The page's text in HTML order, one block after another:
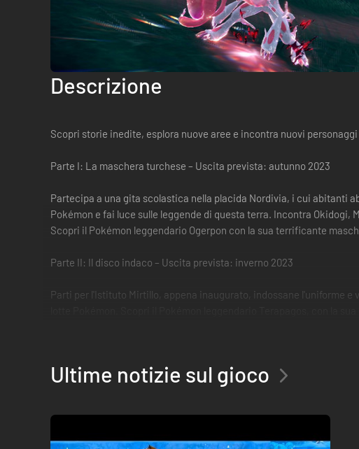
Descrizione
Scopri storie inedite, esplora nuove aree e incontra nuovi
Parte I: La maschera turchese – Uscita prevista: autunno 2023
Partecipa a una gita scolastica nella placida Nordivia, i cui abitanti
Pokémon e fai luce sulle leggende di questa terra. Incontra
Scopri il Pokémon leggendario Ogerpon con la sua terrificante
Parte II: Il disco indaco – Uscita prevista: inverno 2023
Parti per l'Istituto Mirtillo, appena inaugurato, indossane l'uniforme
Ultime notizie sul gioco